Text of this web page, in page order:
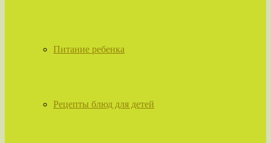
Питание ребенка
Рецепты блюд для детей